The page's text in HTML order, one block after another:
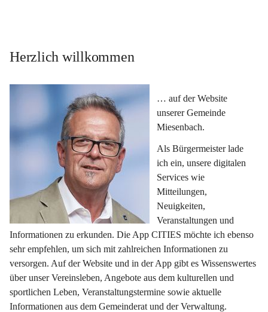
Herzlich willkommen
… auf der Website
unserer Gemeinde
Miesenbach.
Als Bürgermeister lade
ich ein, unsere digitalen
Services wie
Mitteilungen,
Neuigkeiten,
Veranstaltungen und
Informationen zu erkunden. Die App CITIES möchte ich ebenso
sehr empfehlen, um sich mit zahlreichen Informationen zu
versorgen. Auf der Website und in der App gibt es Wissenswertes
über unser Vereinsleben, Angebote aus dem kulturellen und
sportlichen Leben, Veranstaltungstermine sowie aktuelle
Informationen aus dem Gemeinderat und der Verwaltung.